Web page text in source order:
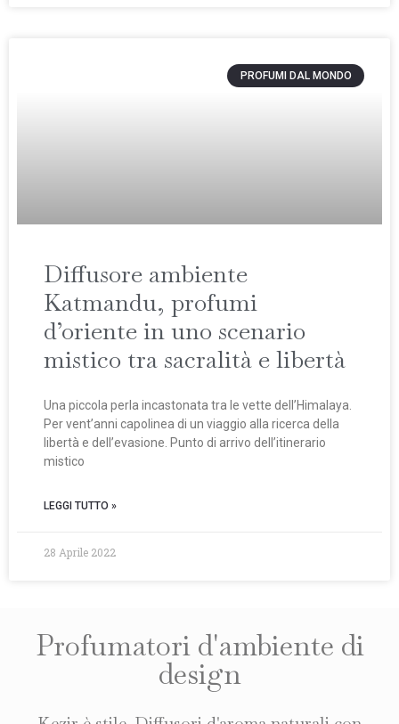
PROFUMI DAL MONDO
Diffusore ambiente
Katmandu, profumi
d’oriente in uno scenario
mistico tra sacralità e libertà
Una piccola perla incastonata tra le vette dell’Himalaya.
Per vent’anni capolinea di un viaggio alla ricerca della
libertà e dell’evasione. Punto di arrivo dell’itinerario
mistico
LEGGI TUTTO »
28 Aprile 2022
Profumatori d'ambiente di
design